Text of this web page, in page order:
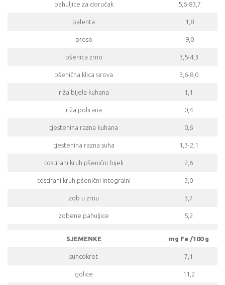
pahuljice za doručak 5,6-83,7
palenta 1,8
proso 9,0
pšenica zrno 3,5-4,3
pšenična klica sirova 3,6-8,0
riža bijela kuhana 1,1
riža polirana 0,4
tjestenina razna kuhana 0,6
tjestenina razna suha 1,3-2,1
tostirani kruh pšenični bijeli 2,6
tostirani kruh pšenični integralni 3,0
zob u zrnu 3,7
zobene pahuljice 5,2
SJEMENKE mg Fe /100 g
suncokret 7,1
golice 11,2